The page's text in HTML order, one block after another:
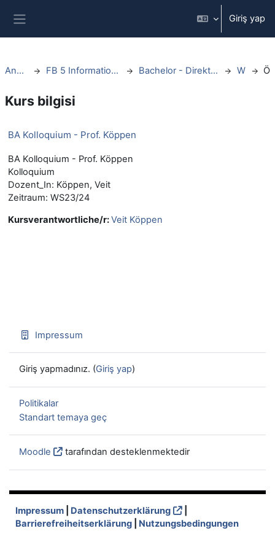
Giriş yap
Ana sayfa FB 5 Informationswissenschaften Bachelor - Direktstudium - ab WS20 WS23
Kurs bilgisi
BA Kolloquium - Prof. Köppen
BA Kolloquium - Prof. Köppen
Kolloquium
Dozent_In: Köppen, Veit
Zeitraum: WS23/24
Kursverantwortliche/r:Veit Köppen
Impressum
Giriş yapmadınız. (Giriş yap)
Politikalar
Standart temaya geç
Moodle tarafından desteklenmektedir
Impressum Datenschutzerklärung
Barrierefreiheitserklärung
Nutzungsbedingungen